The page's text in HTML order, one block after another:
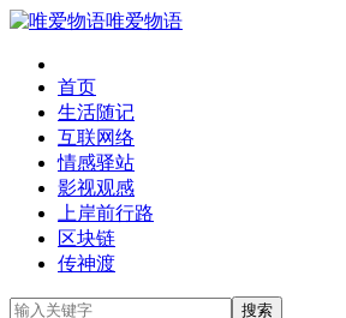
唯爱物语
首页
生活随记
互联网络
情感驿站
影视观感
上岸前行路
区块链
传神渡